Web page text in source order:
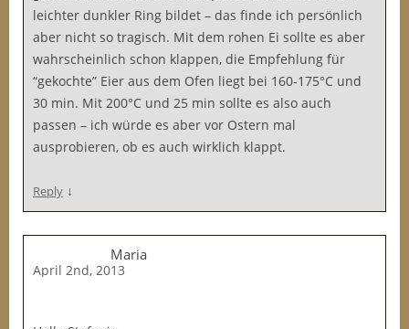
leichter dunkler Ring bildet – das finde ich persönlich
aber nicht so tragisch. Mit dem rohen Ei sollte es aber
wahrscheinlich schon klappen, die Empfehlung für
“gekochte” Eier aus dem Ofen liegt bei 160-175°C und
30 min. Mit 200°C und 25 min sollte es also auch
passen – ich würde es aber vor Ostern mal
ausprobieren, ob es auch wirklich klappt.
Reply ↓
Maria
April 2nd, 2013